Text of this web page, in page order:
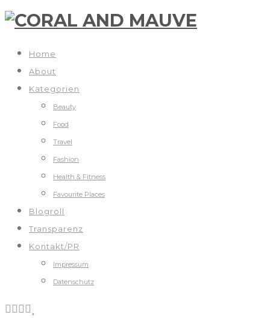
Home
About
Kategorien
Beauty
Food
Travel
Fashion
Health & Fitness
Favourite Places
Blogroll
Transparenz
Kontakt/PR
Impressum
Datenschutz